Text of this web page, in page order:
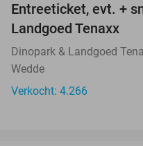
Entreeticket, evt. +
Landgoed Tenaxx
Dinopark & Landgoed
Wedde
Verkocht: 4.266